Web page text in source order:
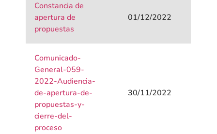
Constancia de
apertura de
propuestas
01/12/2022
Comunicado-
General-059-
2022-Audiencia-
de-apertura-de-
propuestas-y-
cierre-del-
proceso
30/11/2022